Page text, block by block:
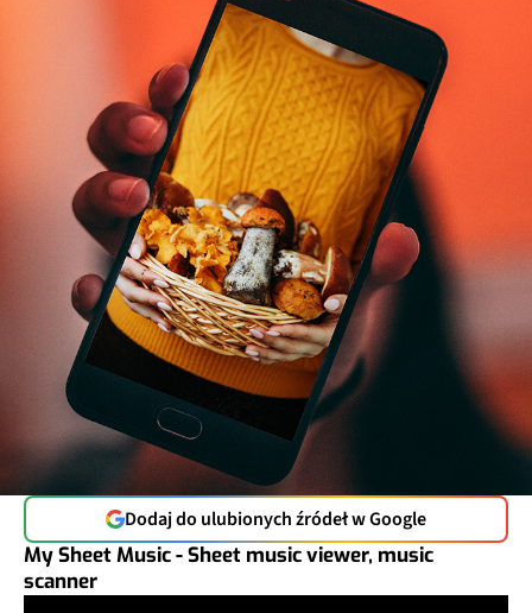
Dodaj do ulubionych źródeł w Google
My Sheet Music - Sheet music viewer, music
scanner